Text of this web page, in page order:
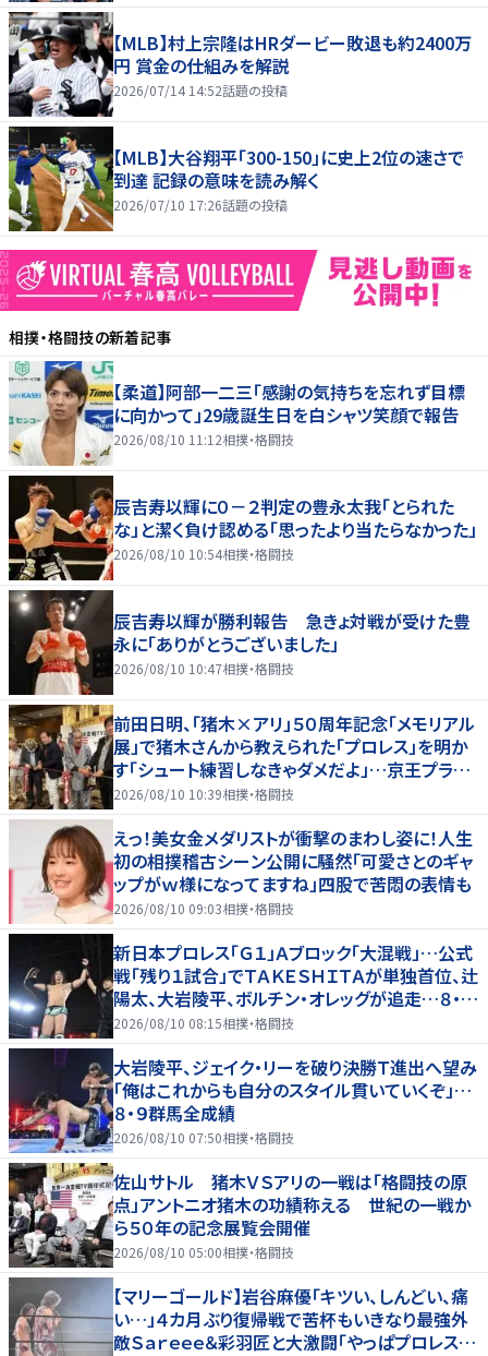
【MLB】村上宗隆はHRダービー敗退も約2400万
円 賞金の仕組みを解説
2026/07/14 14:52話題の投稿
【MLB】大谷翔平「300-150」に史上2位の速さで
到達 記録の意味を読み解く
2026/07/10 17:26話題の投稿
相撲・格闘技の新着記事
【柔道】阿部一二三「感謝の気持ちを忘れず目標
に向かって」29歳誕生日を白シャツ笑顔で報告
2026/08/10 11:12相撲・格闘技
辰吉寿以輝に０－２判定の豊永太我「とられた
な」と潔く負け認める「思ったより当たらなかった」
2026/08/10 10:54相撲・格闘技
辰吉寿以輝が勝利報告 急きょ対戦が受けた豊
永に「ありがとうございました」
2026/08/10 10:47相撲・格闘技
前田日明、「猪木×アリ」５０周年記念「メモリアル
展」で猪木さんから教えられた「プロレス」を明か
す「シュート練習しなきゃダメだよ」…京王プラザ
ホテルで３１日まで
2026/08/10 10:39相撲・格闘技
えっ！美女金メダリストが衝撃のまわし姿に！人生
初の相撲稽古シーン公開に騒然「可愛さとのギャ
ップがｗ様になってますね」四股で苦悶の表情も
2026/08/10 09:03相撲・格闘技
新日本プロレス「Ｇ１」Ａブロック「大混戦」…公式
戦「残り１試合」でＴＡＫＥＳＨＩＴＡが単独首位、辻
陽太、大岩陵平、ボルチン・オレッグが追走…８・９
群馬全成績
2026/08/10 08:15相撲・格闘技
大岩陵平、ジェイク・リーを破り決勝Ｔ進出へ望み
「俺はこれからも自分のスタイル貫いていくぞ」…
８・９群馬全成績
2026/08/10 07:50相撲・格闘技
佐山サトル 猪木ＶＳアリの一戦は「格闘技の原
点」アントニオ猪木の功績称える 世紀の一戦か
ら５０年の記念展覧会開催
2026/08/10 05:00相撲・格闘技
【マリーゴールド】岩谷麻優「キツい、しんどい、痛
い…」４カ月ぶり復帰戦で苦杯もいきなり最強外
敵Ｓａｒｅｅｅ＆彩羽匠と大激闘「やっぱプロレス大